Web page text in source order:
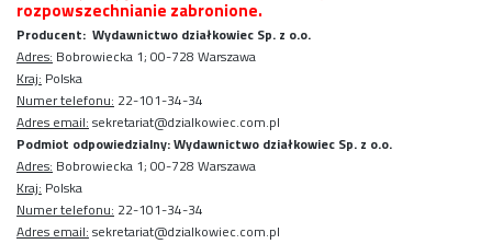
rozpowszechnianie zabronione.
Producent: Wydawnictwo działkowiec Sp. z o.o.
Adres: Bobrowiecka 1; 00-728 Warszawa
Kraj: Polska
Numer telefonu: 22-101-34-34
Adres email: sekretariat@dzialkowiec.com.pl
Podmiot odpowiedzialny: Wydawnictwo działkowiec Sp. z o.o.
Adres: Bobrowiecka 1; 00-728 Warszawa
Kraj: Polska
Numer telefonu: 22-101-34-34
Adres email: sekretariat@dzialkowiec.com.pl